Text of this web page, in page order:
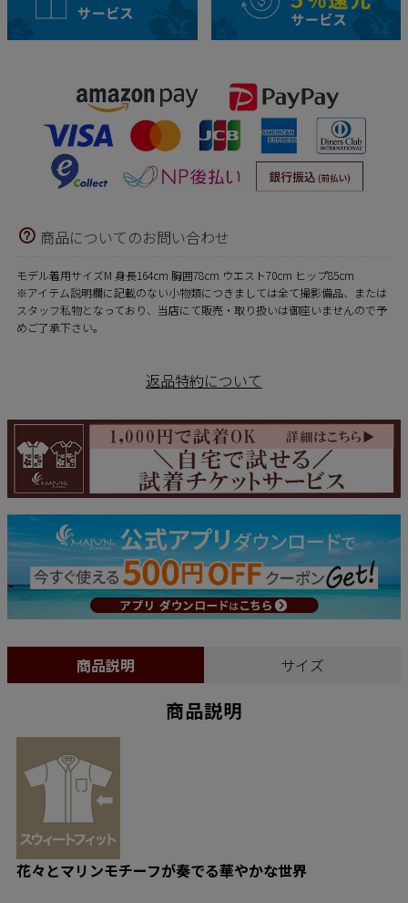
商品についてのお問い合わせ
モデル着用サイズM 身長164cm 胸囲78cm ウエスト70cm ヒップ85cm
※アイテム説明欄に記載のない小物類につきましては全て撮影備品、または
スタッフ私物となっており、当店にて販売・取り扱いは御座いませんので予
めご了承下さい。
返品特約について
商品説明 サイズ
商品説明
花々とマリンモチーフが奏でる華やかな世界